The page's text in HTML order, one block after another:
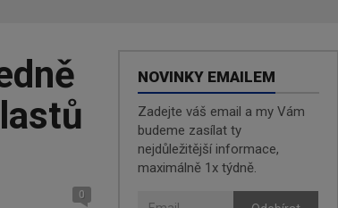
0
NOVINKY EMAILEM
Zadejte váš email a my Vám
budeme zasílat ty
nejdůležitější informace,
maximálně 1x týdně.